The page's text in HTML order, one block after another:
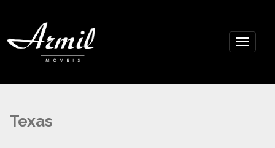
Texas